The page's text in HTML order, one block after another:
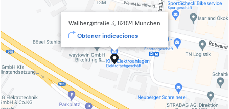
Wallbergstraße 3, 82024 München
Obtener indicaciones